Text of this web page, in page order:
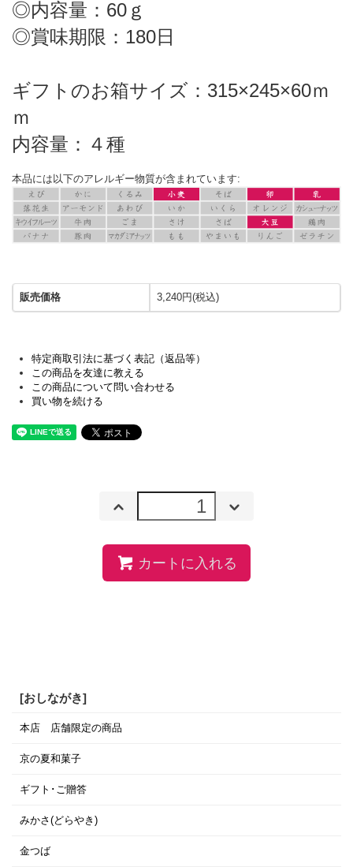
◎内容量：60ｇ
◎賞味期限：180日
ギフトのお箱サイズ：315×245×60ｍ
ｍ
内容量：４種
本品には以下のアレルギー物質が含まれています:
販売価格 3,240円(税込)
特定商取引法に基づく表記（返品等）
この商品を友達に教える
この商品について問い合わせる
買い物を続ける
カートに入れる
[おしながき]
本店 店舗限定の商品
京の夏和菓子
ギフト･ご贈答
みかさ(どらやき)
金つば